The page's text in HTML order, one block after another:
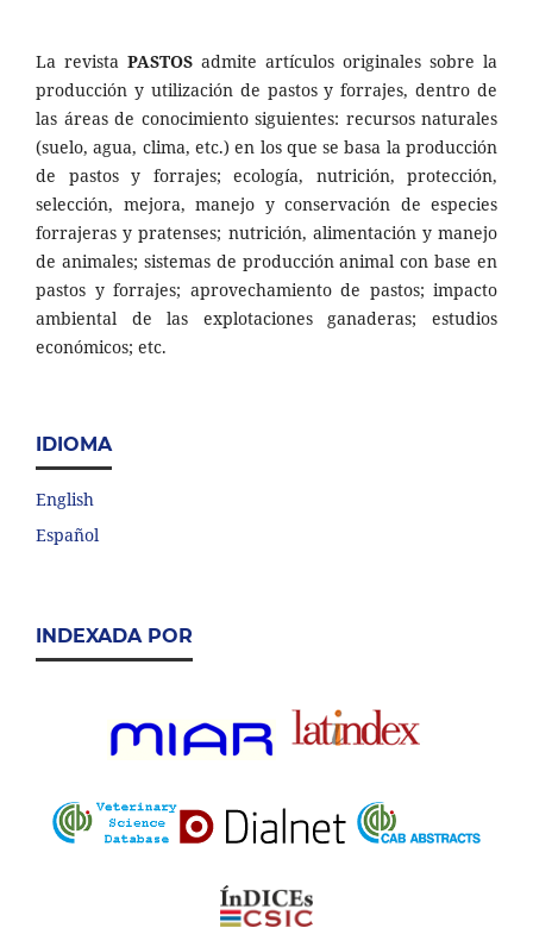
La revista PASTOS admite artículos originales sobre la
producción y utilización de pastos y forrajes, dentro de
las áreas de conocimiento siguientes: recursos naturales
(suelo, agua, clima, etc.) en los que se basa la producción
de pastos y forrajes; ecología, nutrición, protección,
selección, mejora, manejo y conservación de especies
forrajeras y pratenses; nutrición, alimentación y manejo
de animales; sistemas de producción animal con base en
pastos y forrajes; aprovechamiento de pastos; impacto
ambiental de las explotaciones ganaderas; estudios
económicos; etc.
IDIOMA
English
Español
INDEXADA POR